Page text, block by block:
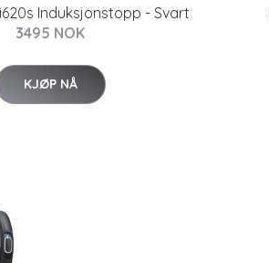
Induksjonstopp - Svart
3495 NOK
KJØP NÅ